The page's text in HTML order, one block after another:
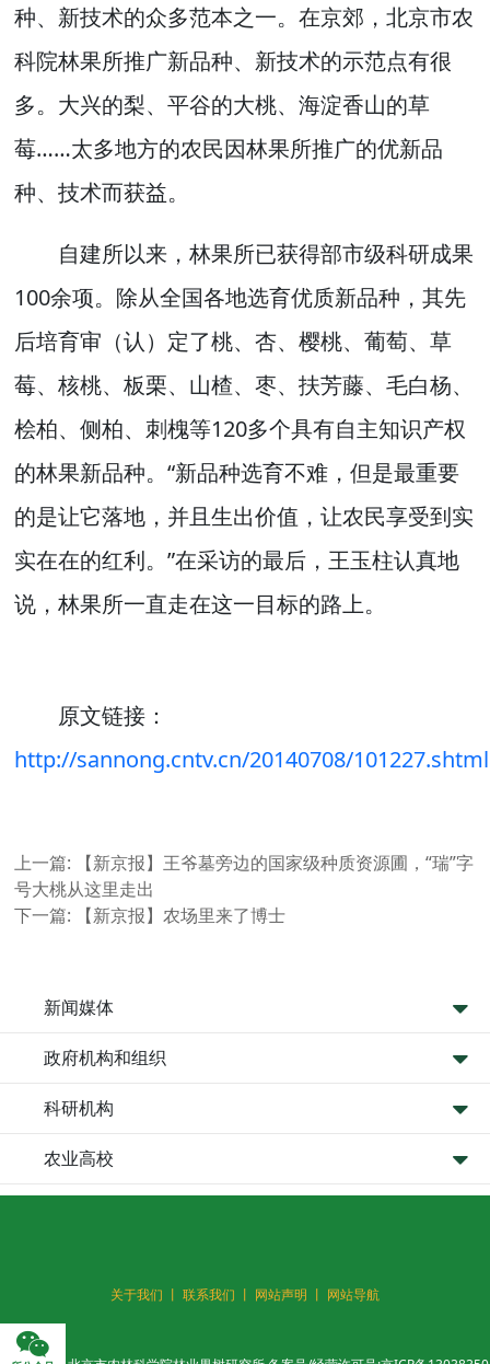
种、新技术的众多范本之一。在京郊，北京市农
科院林果所推广新品种、新技术的示范点有很
多。大兴的梨、平谷的大桃、海淀香山的草
莓……太多地方的农民因林果所推广的优新品
种、技术而获益。
自建所以来，林果所已获得部市级科研成果
100余项。除从全国各地选育优质新品种，其先
后培育审（认）定了桃、杏、樱桃、葡萄、草
莓、核桃、板栗、山楂、枣、扶芳藤、毛白杨、
桧柏、侧柏、刺槐等120多个具有自主知识产权
的林果新品种。“新品种选育不难，但是最重要
的是让它落地，并且生出价值，让农民享受到实
实在在的红利。”在采访的最后，王玉柱认真地
说，林果所一直走在这一目标的路上。
原文链接：
http://sannong.cntv.cn/20140708/101227.shtml
上一篇:
【新京报】王爷墓旁边的国家级种质资源圃，“瑞”字
号大桃从这里走出
下一篇:
【新京报】农场里来了博士
新闻媒体
政府机构和组织
科研机构
农业高校
关于我们 丨 联系我们 丨 网站声明 丨 网站导航